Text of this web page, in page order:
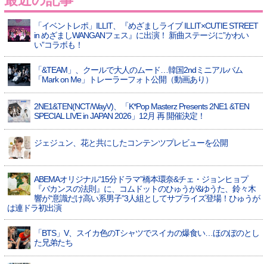
「イベントレポ」ILLIT、『めざましライブ ILLIT×CUTIE STREET
in めざましWANGANフェス』に出演！ 新曲ステージに”かわい
い”コラボも！
「&TEAM」、クールで大人のムード…韓国2ndミニアルバム
「Mark on Me」トレーラーフォト公開（動画あり）
2NE1&TEN(NCT/WayV)、「K*Pop Masterz Presents 2NE1 &TEN
SPECIAL LIVE in JAPAN 2026」12月 再 開催決定！
ジェジュン、花と共にしたコンテンツプレビューを公開
ABEMAオリジナル“15分ドラマ”橋本環奈&チェ・ジョンヒョプ
『バカンスの法則』に、コムドットのひゅうが&ゆうた、鈴々木
響が“意識だけ高い系男子”3人組としてサプライズ登場！ひゅうが
は連ドラ初出演
「BTS」V、スイカ色のTシャツでスイカの爆食い…ほのぼのとし
た兄弟たち